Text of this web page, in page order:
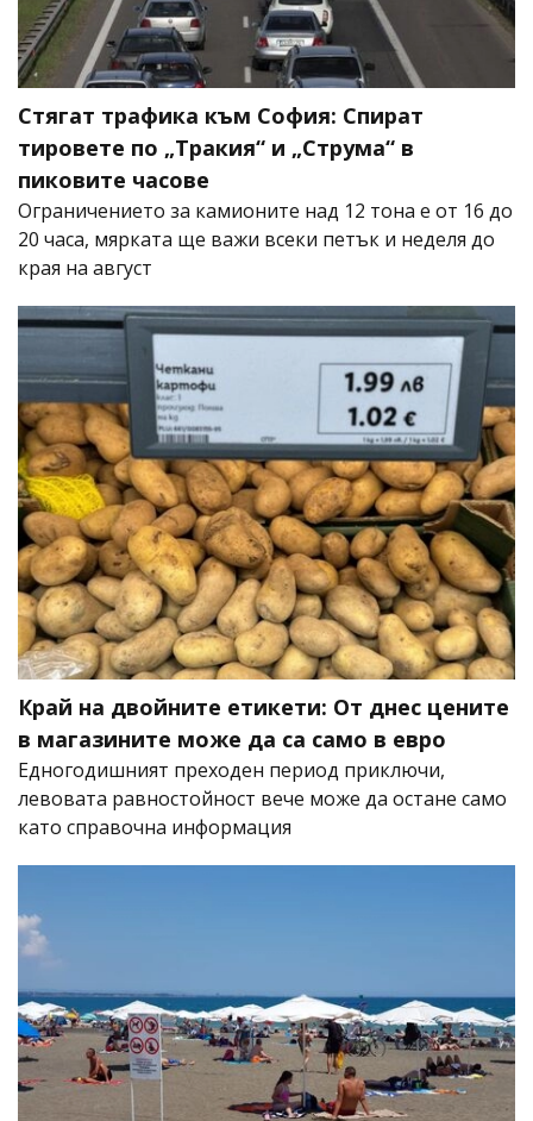
Стягат трафика към София: Спират
тировете по „Тракия“ и „Струма“ в
пиковите часове
Ограничението за камионите над 12 тона е от 16 до
20 часа, мярката ще важи всеки петък и неделя до
края на август
Край на двойните етикети: От днес цените
в магазините може да са само в евро
Едногодишният преходен период приключи,
левовата равностойност вече може да остане само
като справочна информация